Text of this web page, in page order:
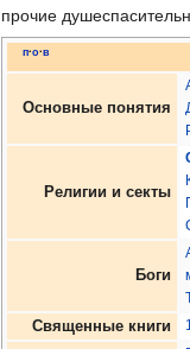
прочие
п·о·в
Основные понятия
Религии и секты
Боги
Священные книги